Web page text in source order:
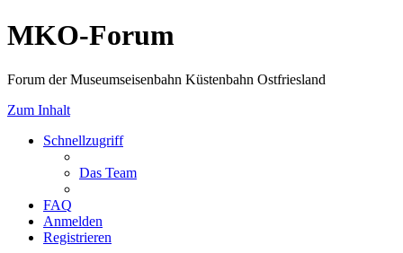
MKO-Forum
Forum der Museumseisenbahn Küstenbahn Ostfriesland
Zum Inhalt
Schnellzugriff
Das Team
FAQ
Anmelden
Registrieren